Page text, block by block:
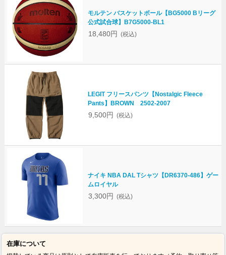
モルテン バスケットボール【BG5000 Bリーグ
公式試合球】B7G5000-BL1
18,480円 (税込)
LEGIT フリースパンツ【Nostalgic Fleece
Pants】BROWN 2502-2007
9,500円 (税込)
ナイキ NBA DAL Tシャツ【DR6370-486】ゲー
ムロイヤル
3,300円 (税込)
在庫について